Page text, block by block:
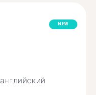
NEW
английский